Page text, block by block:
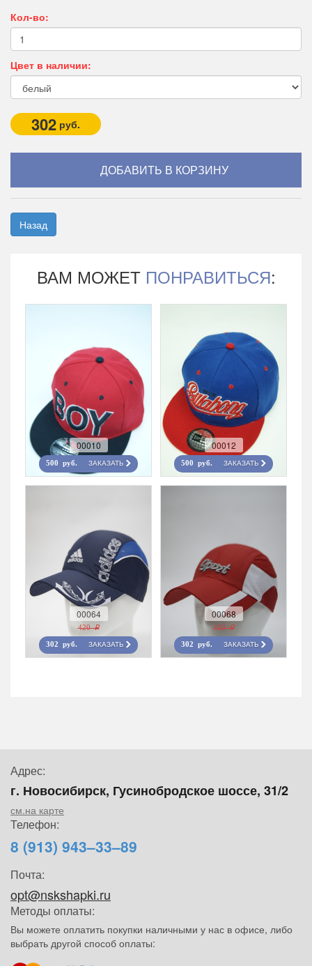
Кол-во:
Цвет в наличии:
302 руб.
Назад
ВАМ МОЖЕТ ПОНРАВИТЬСЯ:
00010
500 руб. ЗАКАЗАТЬ
00012
500 руб. ЗАКАЗАТЬ
00064
420 r
302 руб. ЗАКАЗАТЬ
00068
420 r
302 руб. ЗАКАЗАТЬ
Адрес:
г. Новосибирск, Гусинобродское шоссе, 31/2
см.на карте
Телефон:
8 (913) 943–33–89
Почта:
opt@nskshapki.ru
Методы оплаты:
Вы можете оплатить покупки наличными у нас в офисе, либо
выбрать другой способ оплаты: